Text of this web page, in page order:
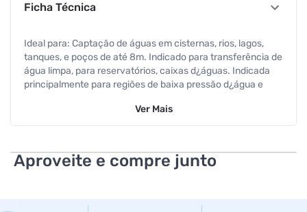
Ficha Técnica
Ideal para: Captação de águas em cisternas, rios, lagos,
tanques, e poços de até 8m. Indicado para transferência de
água limpa, para reservatórios, caixas d¿águas. Indicada
principalmente para regiões de baixa pressão d¿água e
com maresias, possuem maior resistência a corrosão
irrigações.
Ver Mais
Aproveite e compre junto